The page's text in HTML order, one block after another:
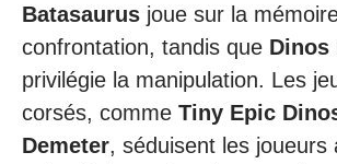
Batasaurus joue sur la
confrontation, tandis que Dinos
privilégie la manipulation. Les
corsés, comme Tiny Epic
Demeter, séduisent les joueurs